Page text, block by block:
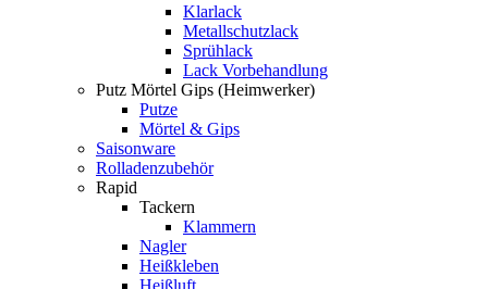
Klarlack
Metallschutzlack
Sprühlack
Lack Vorbehandlung
Putz Mörtel Gips (Heimwerker)
Putze
Mörtel & Gips
Saisonware
Rolladenzubehör
Rapid
Tackern
Klammern
Nagler
Heißkleben
Heißluft